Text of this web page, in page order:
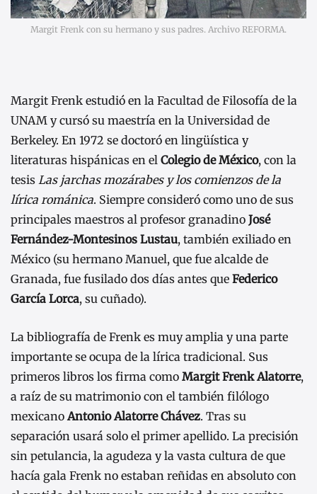
Margit Frenk con su hermano y sus padres. Archivo REFORMA.
Margit Frenk estudió en la Facultad de Filosofía de la
UNAM y cursó su maestría en la Universidad de
Berkeley. En 1972 se doctoró en lingüística y
literaturas hispánicas en el Colegio de México, con la
tesis Las jarchas mozárabes y los comienzos de la
lírica románica. Siempre consideró como uno de sus
principales maestros al profesor granadino José
Fernández-Montesinos Lustau, también exiliado en
México (su hermano Manuel, que fue alcalde de
Granada, fue fusilado dos días antes que Federico
García Lorca, su cuñado).
La bibliografía de Frenk es muy amplia y una parte
importante se ocupa de la lírica tradicional. Sus
primeros libros los firma como Margit Frenk Alatorre,
a raíz de su matrimonio con el también filólogo
mexicano Antonio Alatorre Chávez. Tras su
separación usará solo el primer apellido. La precisión
sin petulancia, la agudeza y la vasta cultura de que
hacía gala Frenk no estaban reñidas en absoluto con